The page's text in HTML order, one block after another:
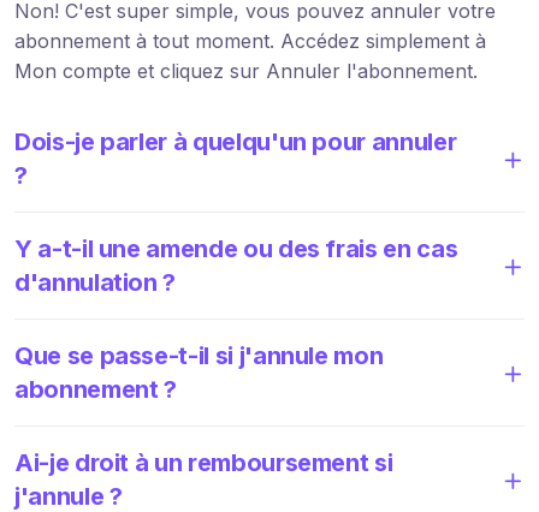
Non! C'est super simple, vous pouvez annuler votre
abonnement à tout moment. Accédez simplement à
Mon compte et cliquez sur Annuler l'abonnement.
Dois-je parler à quelqu'un pour annuler
?
Y a-t-il une amende ou des frais en cas
d'annulation ?
Que se passe-t-il si j'annule mon
abonnement ?
Ai-je droit à un remboursement si
j'annule ?